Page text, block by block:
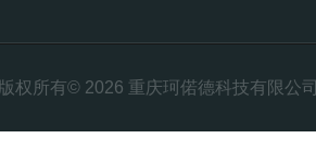
版权所有© 2026 重庆珂偌德科技有限